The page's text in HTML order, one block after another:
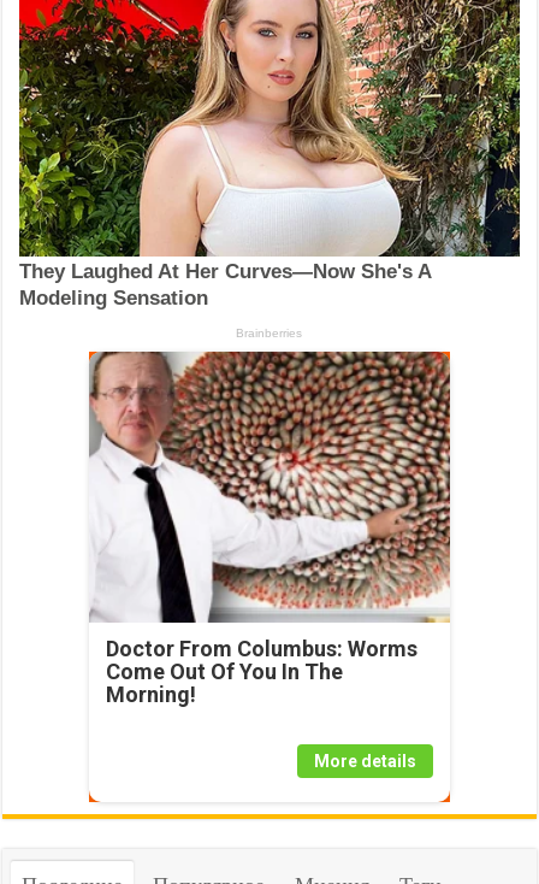
Doctor From Columbus: Worms
Come Out Of You In The
Morning!
More details